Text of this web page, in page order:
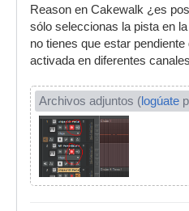
Reason en Cakewalk ¿es
sólo seleccionas la pista en
no tienes que estar
activada en diferentes
Archivos adjuntos (logúate